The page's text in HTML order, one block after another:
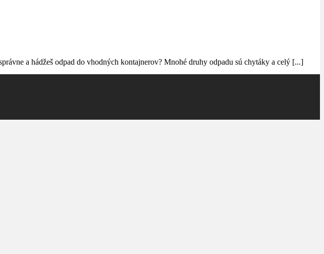
a hádžeš odpad do vhodných kontajnerov? Mnohé druhy odpadu sú chytáky a celý [...]